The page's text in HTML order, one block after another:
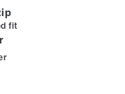
fit
rabat)